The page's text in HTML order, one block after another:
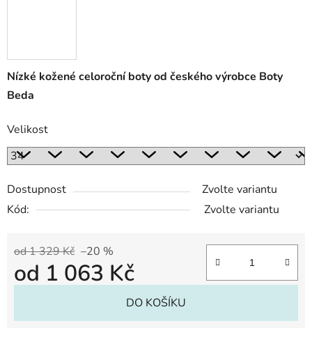
Nízké kožené celoroční boty od českého výrobce Boty
Beda
Velikost
Dostupnost
Zvolte variantu
Kód:
Zvolte variantu
od 1 329 Kč –20 %
od 1 063 Kč
DO KOŠÍKU